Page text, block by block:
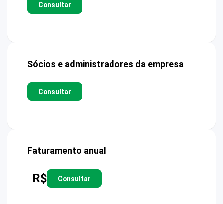
Consultar
Sócios e administradores da empresa
Consultar
Faturamento anual
R$ Consultar